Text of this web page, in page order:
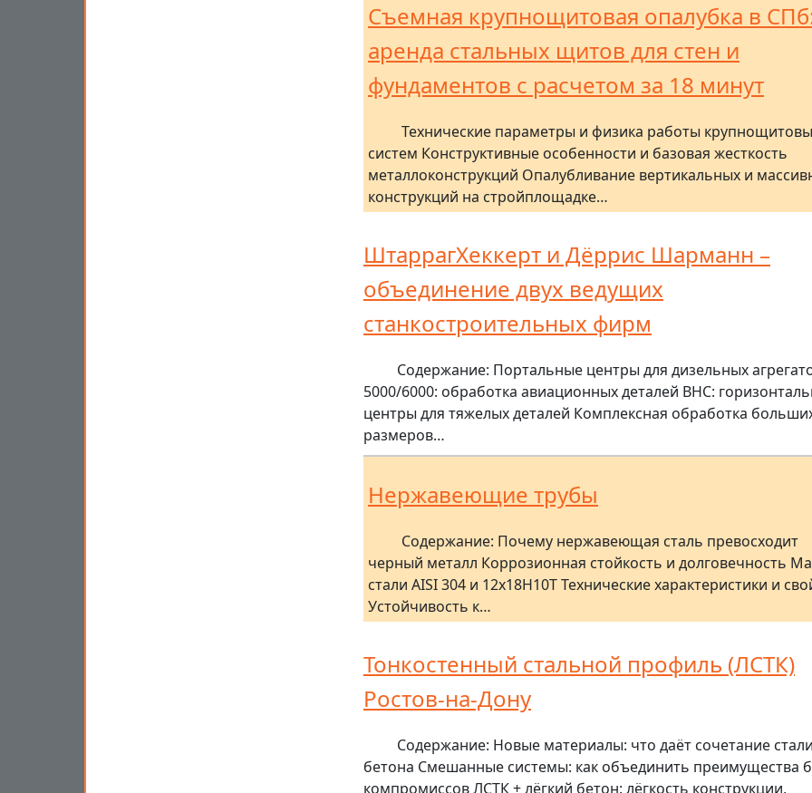
Съемная крупнощитовая опалубка в
аренда стальных щитов для стен и
фундаментов с расчетом за 18 минут
Технические параметры и физика работы
систем Конструктивные особенности и базовая жесткость
металлоконструкций Опалубливание вертикальных и
конструкций на стройплощадке…
ШтаррагХеккерт и Дёррис Шарманн –
объединение двух ведущих
станкостроительных фирм
Содержание: Портальные центры для дизельных
5000/6000: обработка авиационных деталей BHC:
центры для тяжелых деталей Комплексная обработка
размеров…
Нержавеющие трубы
Содержание: Почему нержавеющая сталь превосходит
черный металл Коррозионная стойкость и долговечность
стали AISI 304 и 12х18Н10Т Технические характеристики и
Устойчивость к…
Тонкостенный стальной профиль (ЛСТК)
Ростов-на-Дону
Содержание: Новые материалы: что даёт сочетание
бетона Смешанные системы: как объединить преимущества
компромиссов ЛСТК + лёгкий бетон: лёгкость конструкции,